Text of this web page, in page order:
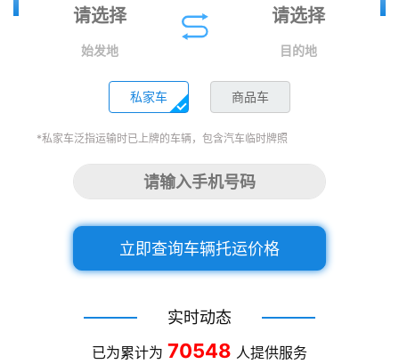
始发地 目的地
私家车 商品车
*私家车泛指运输时已上牌的车辆，包含汽车临时牌照
立即查询车辆托运价格
实时动态
已为累计为 70548 人提供服务